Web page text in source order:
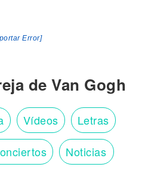
Error]
de Van Gogh
Vídeos Letras
Noticias